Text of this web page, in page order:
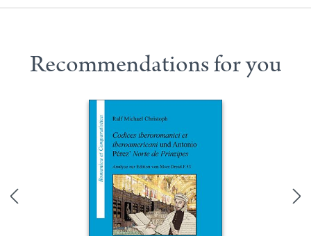
Recommendations for you